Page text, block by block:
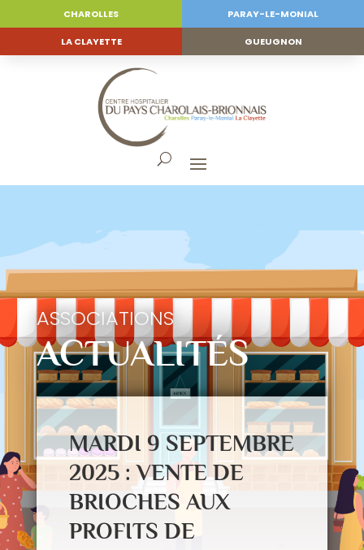
CHAROLLES PARAY-LE-MONIAL
LA CLAYETTE GUEUGNON
ASSOCIATIONS
ACTUALITÉS
MARDI 9 SEPTEMBRE
2025 : VENTE DE
BRIOCHES AUX
PROFITS DE